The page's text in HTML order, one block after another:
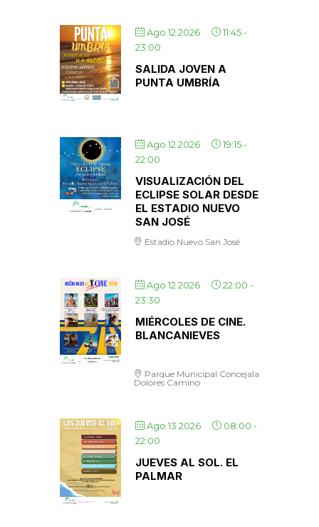
Ago 12 2026 11:45-
23:00
SALIDA JOVEN A
PUNTA UMBRÍA
Ago 12 2026 19:15-
22:00
VISUALIZACIÓN DEL
ECLIPSE SOLAR DESDE
EL ESTADIO NUEVO
SAN JOSÉ
Estadio Nuevo San José
Ago 12 2026 22:00 -
23:30
MIÉRCOLES DE CINE.
BLANCANIEVES
Parque Municipal Concejala
Dolores Camino
Ago 13 2026 08:00 -
22:00
JUEVES AL SOL. EL
PALMAR